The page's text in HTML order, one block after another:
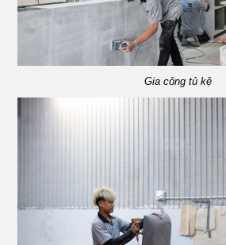
Gia công tủ kệ